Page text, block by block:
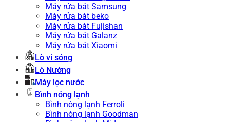
Máy rửa bát Samsung
Máy rửa bát beko
Máy rửa bát Fujishan
Máy rửa bát Galanz
Máy rửa bát Xiaomi
Lò vi sóng
Lò Nướng
Máy lọc nước
Bình nóng lạnh
Bình nóng lạnh Ferroli
Bình nóng lạnh Goodman